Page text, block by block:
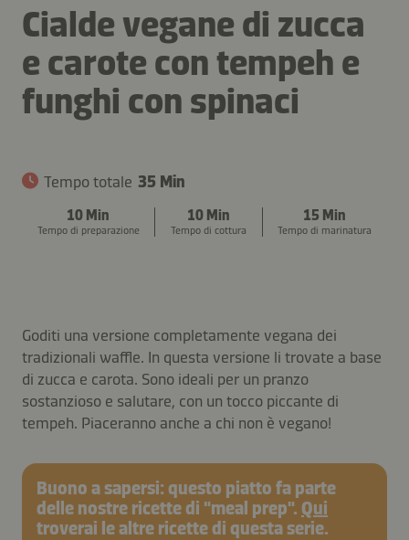
Cialde vegane di zucca
e carote con tempeh e
funghi con spinaci
Tempo totale 35 Min
10 Min
Tempo di preparazione
10 Min
Tempo di cottura
15 Min
Tempo di marinatura
Goditi una versione completamente vegana dei
tradizionali waffle. In questa versione li trovate a base
di zucca e carota. Sono ideali per un pranzo
sostanzioso e salutare, con un tocco piccante di
tempeh. Piaceranno anche a chi non è vegano!
Buono a sapersi: questo piatto fa parte
delle nostre ricette di "meal prep". Qui
troverai le altre ricette di questa serie.